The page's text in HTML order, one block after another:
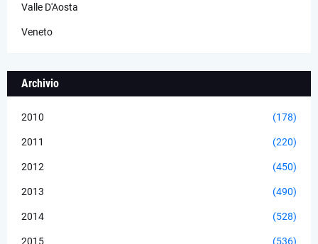
Valle D'Aosta
Veneto
Archivio
2010 (178)
2011 (220)
2012 (450)
2013 (490)
2014 (528)
2015 (536)